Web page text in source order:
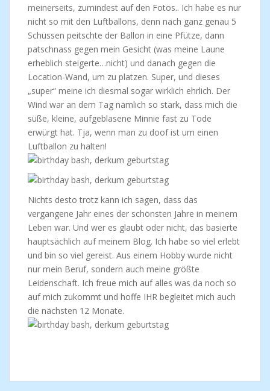
meinerseits, zumindest auf den Fotos.. Ich habe es nur
nicht so mit den Luftballons, denn nach ganz genau 5
Schüssen peitschte der Ballon in eine Pfütze, dann
patschnass gegen mein Gesicht (was meine Laune
erheblich steigerte…nicht) und danach gegen die
Location-Wand, um zu platzen. Super, und dieses
„super“ meine ich diesmal sogar wirklich ehrlich. Der
Wind war an dem Tag nämlich so stark, dass mich die
süße, kleine, aufgeblasene Minnie fast zu Tode
erwürgt hat. Tja, wenn man zu doof ist um einen
Luftballon zu halten!
Nichts desto trotz kann ich sagen, dass das
vergangene Jahr eines der schönsten Jahre in meinem
Leben war. Und wer es glaubt oder nicht, das basierte
hauptsächlich auf meinem Blog. Ich habe so viel erlebt
und bin so viel gereist. Aus einem Hobby wurde nicht
nur mein Beruf, sondern auch meine größte
Leidenschaft. Ich freue mich auf alles was da noch so
auf mich zukommt und hoffe IHR begleitet mich auch
die nächsten 12 Monate.